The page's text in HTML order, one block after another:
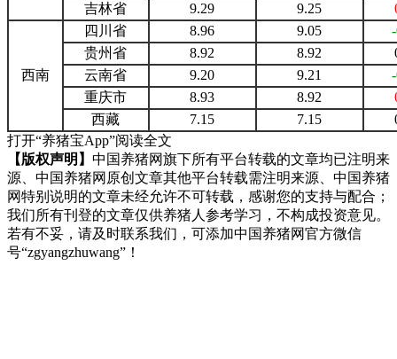
吉林省
9.29 9.25
西南
四川省 8.96 9.05
贵州省
8.92 8.92
云南省
9.20 9.21
重庆市
8.93 8.92
西藏
7.15 7.15
打开“养猪宝App”阅读全文
【版权声明】 中国养猪网旗下所有平台转载的文章均已注明来
源、中国养猪网原创文章其他平台转载需注明来源、中国养猪
网特别说明的文章未经允许不可转载，感谢您的支持与配合；
我们所有刊登的文章仅供养猪人参考学习，不构成投资意见。
若有不妥，请及时联系我们，可添加中国养猪网官方微信
号“zgyangzhuwang”！